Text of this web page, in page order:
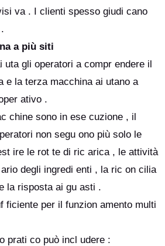
va . I clienti spesso giudi cano
a più siti
uta gli operatori a compr endere il
e la terza macchina ai utano a
ativo .
chine sono in ese cuzione , il
non segu ono più solo le
ire le rot te di ric arica , le attività
degli ingredi enti , la ric on cilia
la risposta ai gu asti .
ficiente per il funzion amento multi
prati co può incl udere :